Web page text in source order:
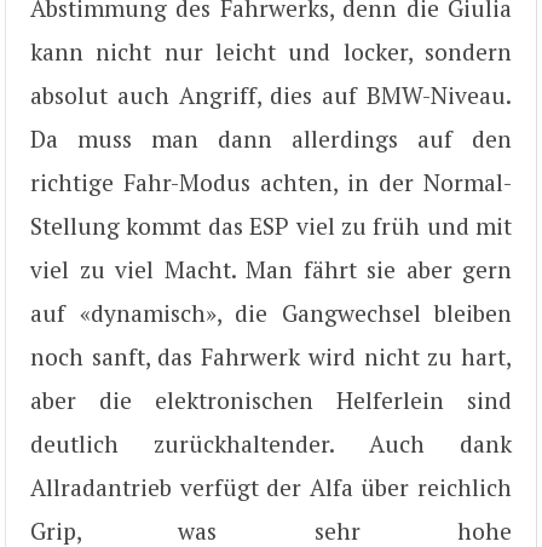
Abstimmung des Fahrwerks, denn die Giulia
kann nicht nur leicht und locker, sondern
absolut auch Angriff, dies auf BMW-Niveau.
Da muss man dann allerdings auf den
richtige Fahr-Modus achten, in der Normal-
Stellung kommt das ESP viel zu früh und mit
viel zu viel Macht. Man fährt sie aber gern
auf «dynamisch», die Gangwechsel bleiben
noch sanft, das Fahrwerk wird nicht zu hart,
aber die elektronischen Helferlein sind
deutlich zurückhaltender. Auch dank
Allradantrieb verfügt der Alfa über reichlich
Grip, was sehr hohe